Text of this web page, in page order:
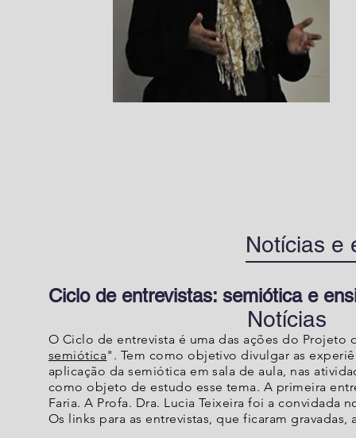
Notícias
Notícias e
Ciclo de entrevistas: semiótica e
O Ciclo de entrevista é uma das ações do Projeto
semiótica". Tem como objetivo divulgar as
aplicação da semiótica em sala de aula, nas
como objeto de estudo esse tema. A primeira
Faria.A Profa. Dra. Lucia Teixeira foi a convidada
Os links para as entrevistas, que ficaram gravadas,